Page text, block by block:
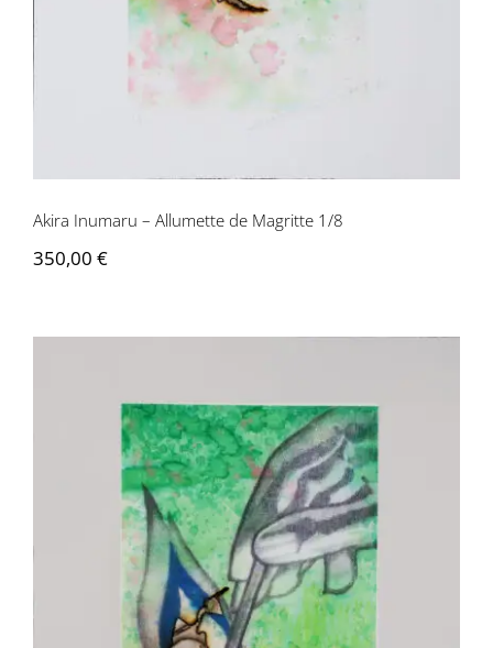
Contactez-nous
Akira Inumaru – Allumette de Magritte 1/8
350,00 €
Akira Inumaru – Allumette de Magritte
2/8